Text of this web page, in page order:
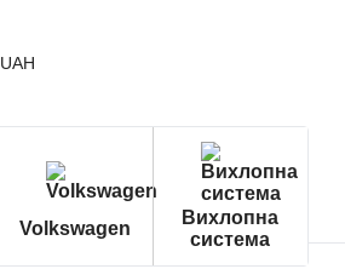
UAH
Volkswagen
Вихлопна
система